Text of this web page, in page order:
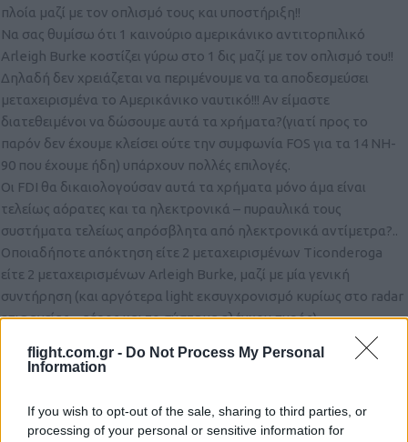
flight.com.gr - Do Not Process My Personal
Information
If you wish to opt-out of the sale, sharing to third parties, or
processing of your personal or sensitive information for
πλοία μαζί με τον οπλισμό τους και υποστήριξη!!
Να σας θυμίσω ότι 1 καινούριο αμερικάνικο αντιτορπιλικό
Arleigh Burke κοστίζει γύρω στο 1 δις μαζί με τον οπλισμό του!!
Δηλαδή δεν χρειάζεται να περιμένουμε να τα αποδεσμεύσει
μεταχειρισμένα το Αμερικάνικο ναυτικό!!! Αν είμαστε
διατεθειμένοι να δώσουμε αυτά τα χρήματα?(γιατί προς το
παρόν δεν έχουμε κλείσει ούτε την συμφωνία FOS για τα 14 NH-
90 που έχουμε ήδη) υπάρχουν πολλές επιλογές.
Οι FDI θα δικαιολογούσαν αυτά τα χρήματα μόνο άμα είναι
τελείως αόρατες και τα ηλεκτρονικά – πυραυλικά τους
συστήματα τελείως απρόσβλητα από ηλεκτρονικά αντίμετρα?..
Οποιαδήποτε απόκτηση είτε 2 μεταχειρισμένων Ticonderoga
είτε 2 μεταχειρισμένων Arleigh Burke, μαζί με μία γενική
συντήρηση (και αργότερα light εκσυγχρονισμό κυρίως στο radar
επιφανείας – αέρος και το σύστημα ελέγχου πυρός),
εξασφαλίσουν ναυτική υπεροχή και αντιπυραυλική άμυνα στις
Ελληνικές ένοπλες δυνάμεις για δεκαετίες (όπως έχει εξηγήσει η
Patriot-Hawk-Erieye-F-16 block 52+ advanced, F-16V)..
Reply